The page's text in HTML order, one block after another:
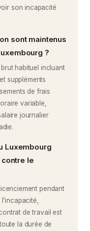
son incapacité
sont maintenus
?
habituel incluant
suppléments
de frais
variable,
journalier
Luxembourg
le
pendant
de travail est
la durée de